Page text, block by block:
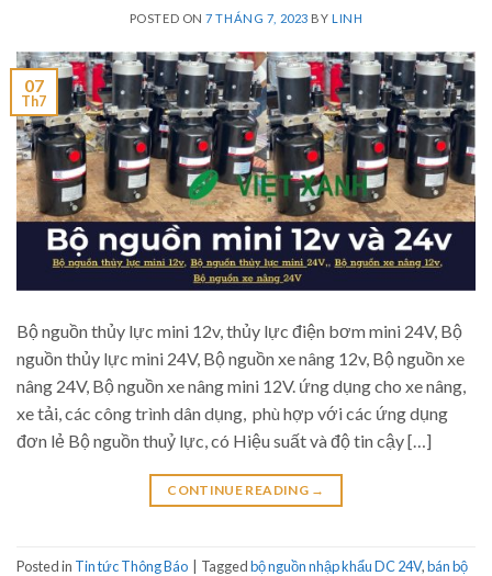
POSTED ON7 THÁNG 7, 2023 BY LINH
07
Th7
Bộ nguồn thủy lực mini 12v, thủy lực điện bơm mini 24V, Bộ
nguồn thủy lực mini 24V, Bộ nguồn xe nâng 12v, Bộ nguồn xe
nâng 24V, Bộ nguồn xe nâng mini 12V. ứng dụng cho xe nâng,
xe tải, các công trình dân dụng, phù hợp với các ứng dụng
đơn lẻ Bộ nguồn thuỷ lực, có Hiệu suất và độ tin cậy […]
CONTINUE READING →
Posted in Tin tức Thông Báo Taggedbộ nguồn nhập khẩu DC 24V,bán bộ